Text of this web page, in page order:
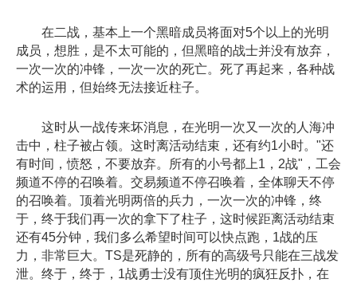
在二战，基本上一个黑暗成员将面对5个以上的光明
成员，想胜，是不太可能的，但黑暗的战士并没有放弃，
一次一次的冲锋，一次一次的死亡。死了再起来，各种战
术的运用，但始终无法接近柱子。
这时从一战传来坏消息，在光明一次又一次的人海冲
击中，柱子被占领。这时离活动结束，还有约1小时。"还
有时间，愤怒，不要放弃。所有的小号都上1，2战"，工会
频道不停的召唤着。交易频道不停召唤着，全体聊天不停
的召唤着。顶着光明两倍的兵力，一次一次的冲锋，终
于，终于我们再一次的拿下了柱子，这时候距离活动结束
还有45分钟，我们多么希望时间可以快点跑，1战的压
力，非常巨大。TS是死静的，所有的高级号只能在三战发
泄。终于，终于，1战勇士没有顶住光明的疯狂反扑，在